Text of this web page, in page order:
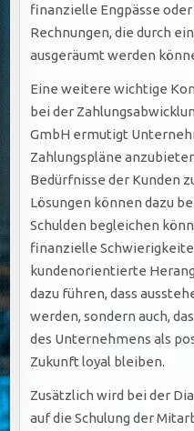
finanzielle Engpässe
Rechnungen, die durch
ausgeräumt werden
Eine weitere wichtige
bei der
GmbH ermutigt
Zahlungspläne
Bedürfnisse der Kunden
Lösungen können dazu
Schulden begleichen
finanzielle
kundenorientierte
dazu führen, dass
werden, sondern auch,
des Unternehmens als
Zukunft loyal bleiben.
Zusätzlich wird bei der
auf die Schulung der